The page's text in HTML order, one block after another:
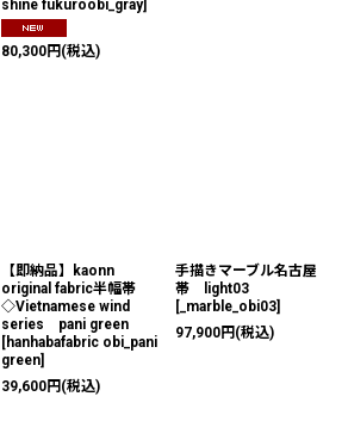
shine fukuroobi_gray]
80,300円 (税込)
【即納品】kaonn
original fabric半幅帯
◇Vietnamese wind
series pani green
[hanhabafabric obi_pani
green]
39,600円 (税込)
手描きマーブル名古屋
帯 light03
[_marble_obi03]
97,900円 (税込)